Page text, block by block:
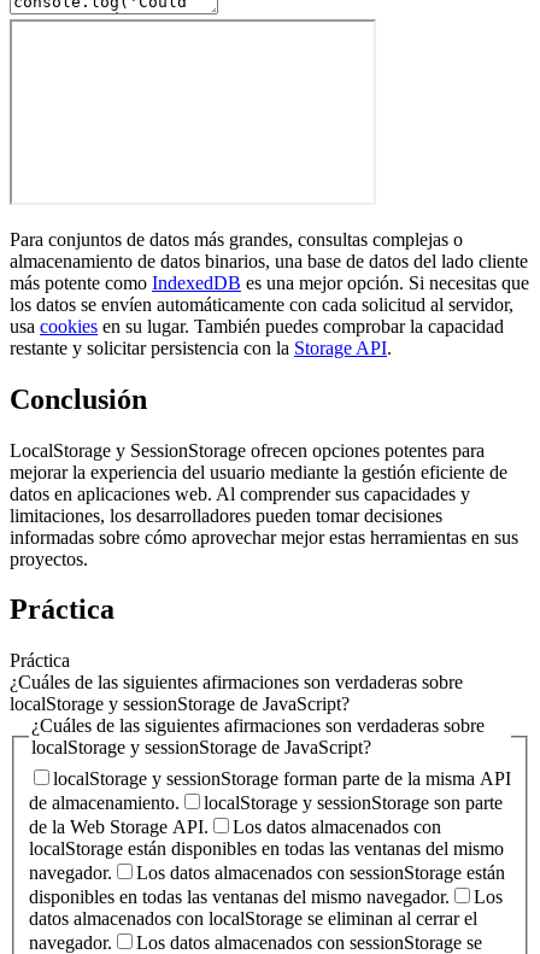
Para conjuntos de datos más grandes, consultas complejas o
almacenamiento de datos binarios, una base de datos del lado cliente
más potente como IndexedDB es una mejor opción. Si necesitas que
los datos se envíen automáticamente con cada solicitud al servidor,
usa cookies en su lugar. También puedes comprobar la capacidad
restante y solicitar persistencia con la Storage API.
Conclusión
LocalStorage y SessionStorage ofrecen opciones potentes para
mejorar la experiencia del usuario mediante la gestión eficiente de
datos en aplicaciones web. Al comprender sus capacidades y
limitaciones, los desarrolladores pueden tomar decisiones
informadas sobre cómo aprovechar mejor estas herramientas en sus
proyectos.
Práctica
Práctica
¿Cuáles de las siguientes afirmaciones son verdaderas sobre
localStorage y sessionStorage de JavaScript?
¿Cuáles de las siguientes afirmaciones son verdaderas sobre
localStorage y sessionStorage de JavaScript?
localStorage y sessionStorage forman parte de la misma API
de almacenamiento.
localStorage y sessionStorage son parte
de la Web Storage API.
Los datos almacenados con
localStorage están disponibles en todas las ventanas del mismo
navegador.
Los datos almacenados con sessionStorage están
disponibles en todas las ventanas del mismo navegador.
Los
datos almacenados con localStorage se eliminan al cerrar el
navegador.
Los datos almacenados con sessionStorage se